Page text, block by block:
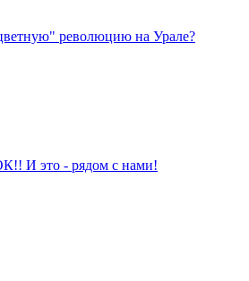
революцию на Урале?
И это - рядом с нами!